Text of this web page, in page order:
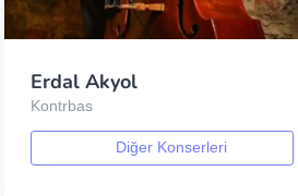
Erdal Akyol
Kontrbas
Diğer Konserleri